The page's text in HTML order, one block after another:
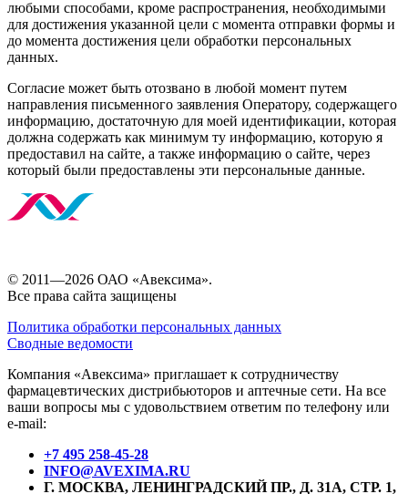
любыми способами, кроме распространения, необходимыми
для достижения указанной цели с момента отправки формы и
до момента достижения цели обработки персональных
данных.
Согласие может быть отозвано в любой момент путем
направления письменного заявления Оператору, содержащего
информацию, достаточную для моей идентификации, которая
должна содержать как минимум ту информацию, которую я
предоставил на сайте, а также информацию о сайте, через
который были предоставлены эти персональные данные.
© 2011—2026 ОАО «Авексима».
Все права сайта защищены
Политика обработки персональных данных
Сводные ведомости
Компания «Авексима» приглашает к сотрудничеству
фармацевтических дистрибьюторов и аптечные сети. На все
ваши вопросы мы с удовольствием ответим по телефону или
e-mail:
+7 495 258-45-28
INFO@AVEXIMA.RU
Г. МОСКВА, ЛЕНИНГРАДСКИЙ ПР., Д. 31А, СТР. 1,